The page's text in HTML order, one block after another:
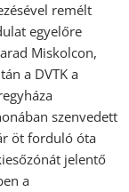
remélt
egyelőre
Miskolcon,
a DVTK a
szenvedett
öt forduló óta
jelentő
a